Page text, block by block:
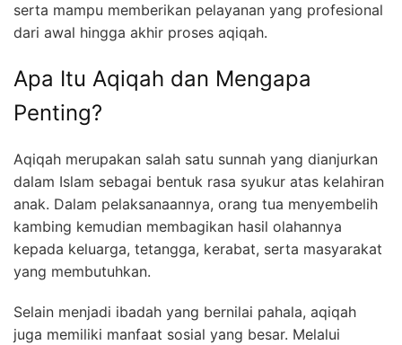
serta mampu memberikan pelayanan yang profesional
dari awal hingga akhir proses aqiqah.
Apa Itu Aqiqah dan Mengapa
Penting?
Aqiqah merupakan salah satu sunnah yang dianjurkan
dalam Islam sebagai bentuk rasa syukur atas kelahiran
anak. Dalam pelaksanaannya, orang tua menyembelih
kambing kemudian membagikan hasil olahannya
kepada keluarga, tetangga, kerabat, serta masyarakat
yang membutuhkan.
Selain menjadi ibadah yang bernilai pahala, aqiqah
juga memiliki manfaat sosial yang besar. Melalui